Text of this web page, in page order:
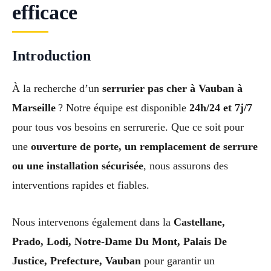
efficace
Introduction
À la recherche d’un serrurier pas cher à Vauban à
Marseille ? Notre équipe est disponible 24h/24 et 7j/7
pour tous vos besoins en serrurerie. Que ce soit pour
une ouverture de porte, un remplacement de serrure
ou une installation sécurisée, nous assurons des
interventions rapides et fiables.
Nous intervenons également dans la Castellane,
Prado, Lodi, Notre-Dame Du Mont, Palais De
Justice, Prefecture, Vauban pour garantir un